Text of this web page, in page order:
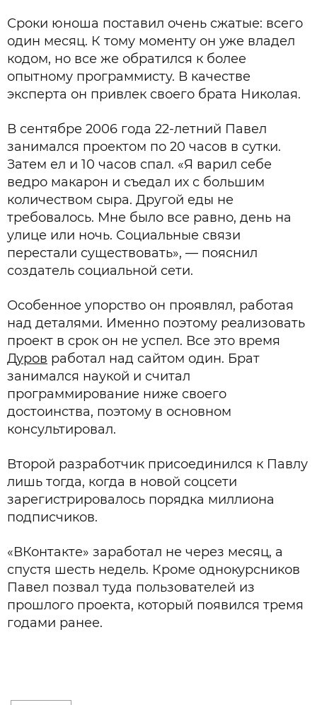
Сроки юноша поставил очень сжатые: всего
один месяц. К тому моменту он уже владел
кодом, но все же обратился к более
опытному программисту. В качестве
эксперта он привлек своего брата Николая.
В сентябре 2006 года 22-летний Павел
занимался проектом по 20 часов в сутки.
Затем ел и 10 часов спал. «Я варил себе
ведро макарон и съедал их с большим
количеством сыра. Другой еды не
требовалось. Мне было все равно, день на
улице или ночь. Социальные связи
перестали существовать», — пояснил
создатель социальной сети.
Особенное упорство он проявлял, работая
над деталями. Именно поэтому реализовать
проект в срок он не успел. Все это время
Дуров работал над сайтом один. Брат
занимался наукой и считал
программирование ниже своего
достоинства, поэтому в основном
консультировал.
Второй разработчик присоединился к Павлу
лишь тогда, когда в новой соцсети
зарегистрировалось порядка миллиона
подписчиков.
«ВКонтакте» заработал не через месяц, а
спустя шесть недель. Кроме однокурсников
Павел позвал туда пользователей из
прошлого проекта, который появился тремя
годами ранее.